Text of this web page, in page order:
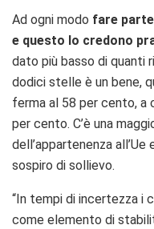
Ad ogni modo fare parte
e questo lo credono
dato più basso di quanti
dodici stelle è un bene,
ferma al 58 per cento, a
per cento. C’è una
dell’appartenenza
sospiro di sollievo.
“In tempi di incertezza i
come elemento di